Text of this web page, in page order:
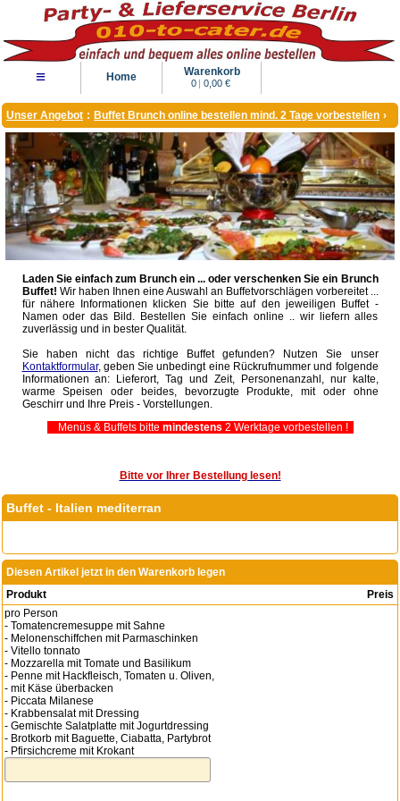
≡ Home Warenkorb
0 | 0,00 €
Unser Angebot : Buffet Brunch online bestellen mind. 2 Tage vorbestellen ›
Laden Sie einfach zum Brunch ein ... oder verschenken Sie ein Brunch
Buffet! Wir haben Ihnen eine Auswahl an Buffetvorschlägen vorbereitet ...
für nähere Informationen klicken Sie bitte auf den jeweiligen Buffet -
Namen oder das Bild. Bestellen Sie einfach online .. wir liefern alles
zuverlässig und in bester Qualität.
Sie haben nicht das richtige Buffet gefunden? Nutzen Sie unser
Kontaktformular, geben Sie unbedingt eine Rückrufnummer und folgende
Informationen an: Lieferort, Tag und Zeit, Personenanzahl, nur kalte,
warme Speisen oder beides, bevorzugte Produkte, mit oder ohne
Geschirr und Ihre Preis - Vorstellungen.
Menüs & Buffets bitte mindestens 2 Werktage vorbestellen !
Bitte vor Ihrer Bestellung lesen!
Buffet - Italien me­di­ter­ran
Diesen Artikel jetzt in den Warenkorb legen
Produkt
Preis
pro Person
- Tomatencremesuppe mit Sahne
- Melonenschiffchen mit Parmaschinken
- Vitello tonnato
- Mozzarella mit Tomate und Basilikum
- Penne mit Hackfleisch, Tomaten u. Oliven,
- mit Käse überbacken
- Piccata Milanese
- Krabbensalat mit Dressing
- Gemischte Salatplatte mit Jogurtdressing
- Brotkorb mit Baguette, Ciabatta, Partybrot
- Pfirsichcreme mit Krokant